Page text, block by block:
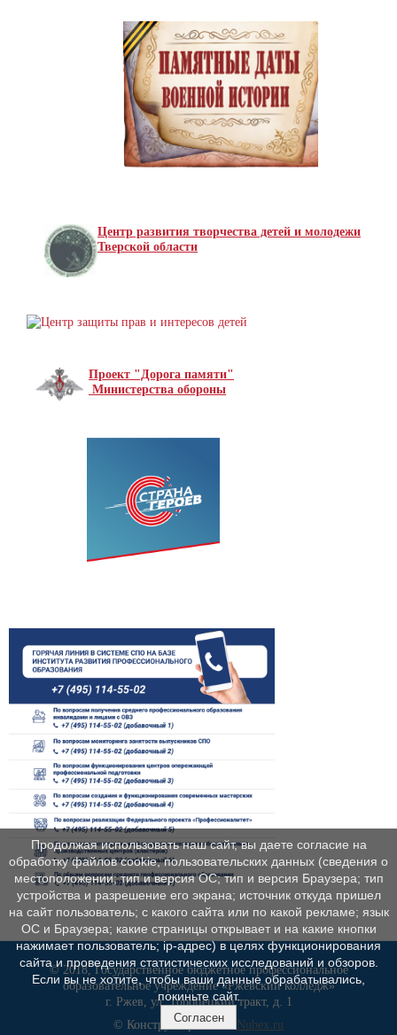
Центр развития творчества детей и молодежи
Тверской области
Проект "Дорога памяти"
Министерства обороны
© 2018, Государственное бюджетное профессиональное
образовательное учреждение «Ржевский колледж»
г. Ржев, ул. Торопецкий тракт, д. 1
© Конструктор сайтов
Nubex.ru
Продолжая использовать наш сайт, вы даете согласие на
обработку файлов cookie, пользовательских данных (сведения о
местоположении; тип и версия ОС; тип и версия Браузера; тип
устройства и разрешение его экрана; источник откуда пришел
на сайт пользователь; с какого сайта или по какой рекламе; язык
ОС и Браузера; какие страницы открывает и на какие кнопки
нажимает пользователь; ip-адрес) в целях функционирования
сайта и проведения статистических исследований и обзоров.
Если вы не хотите, чтобы ваши данные обрабатывались,
покиньте сайт.
Согласен